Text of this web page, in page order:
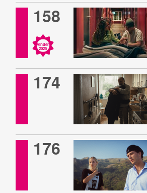
158
Vinder
2025
174
176